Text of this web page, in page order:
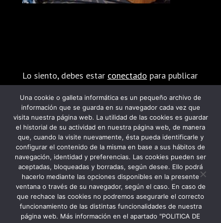
Lo siento, debes estar conectado para publicar
PROGRAMA KIT DIGITAL FINANCIADO POR
LOS FONDOS NEXT GENERATION DEL
MECANISMO DE RECUPERACIÓN Y
RESILIENCIA
Una cookie o galleta informática es un pequeño archivo de
información que se guarda en su navegador cada vez que
visita nuestra página web. La utilidad de las cookies es guardar
el historial de su actividad en nuestra página web, de manera
que, cuando la visite nuevamente, ésta pueda identificarle y
configurar el contenido de la misma en base a sus hábitos de
navegación, identidad y preferencias. Las cookies pueden ser
aceptadas, bloqueadas y borradas, según desee. Ello podrá
hacerlo mediante las opciones disponibles en la presente
ventana o través de su navegador, según el caso. En caso de
que rechace las cookies no podremos asegurarle el correcto
funcionamiento de las distintas funcionalidades de nuestra
página web. Más información en el apartado "POLITICA DE